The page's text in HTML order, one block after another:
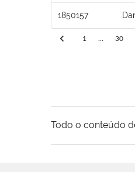
1850157
1 30
Todo o conteúdo